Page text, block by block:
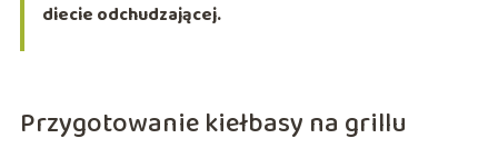
diecie odchudzającej.
Przygotowanie kiełbasy na grillu